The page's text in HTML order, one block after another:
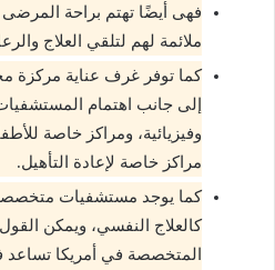
فهى أيضًا تهتم براحة
ملائمة لهم لتلقي العلاج
كما توفر غرف عناية مركزة
إلى جانب اهتمام المستشفيات
وفيزيائية، ومراكز خاصة
مراكز خاصة لإعادة التأهيل.
كما يوجد مستشفيات متخصصة
كالعلاج النفسي، ويمكن
المتخصصة في أمريكا تساعد